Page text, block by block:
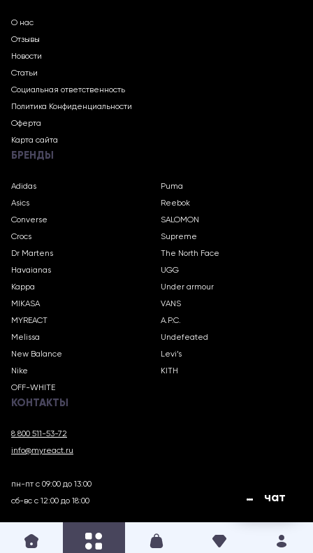
О нас
Отзывы
Новости
Статьи
Социальная ответственность
Политика Конфиденциальности
Оферта
Карта сайта
БРЕНДЫ
Adidas
Asics
Converse
Crocs
Dr Martens
Havaianas
Kappa
MIKASA
MYREACT
Melissa
New Balance
Nike
OFF-WHITE
Puma
Reebok
SALOMON
Supreme
The North Face
UGG
Under armour
VANS
A.P.C.
Undefeated
Levi’s
KITH
КОНТАКТЫ
8 800 511-53-72
info@myreact.ru
пн-пт с 09:00 до 13:00
сб-вс с 12:00 до 18:00
чат